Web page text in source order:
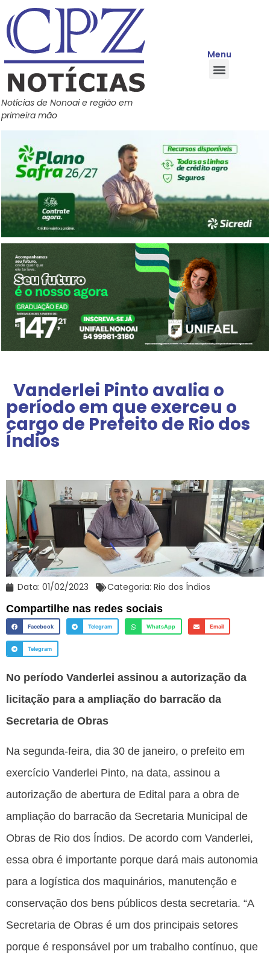
Notícias de Nonoai e região em
primeira mão
Menu
Vanderlei Pinto avalia o
período em que exerceu o
cargo de Prefeito de Rio dos
Índios
Data: 01/02/2023 Categoria: Rio dos Índios
Compartilhe nas redes sociais
Facebook Telegram WhatsApp Email
Telegram
No período Vanderlei assinou a autorização da
licitação para a ampliação do barracão da
Secretaria de Obras
Na segunda-feira, dia 30 de janeiro, o prefeito em
exercício Vanderlei Pinto, na data, assinou a
autorização de abertura de Edital para a obra de
ampliação do barracão da Secretaria Municipal de
Obras de Rio dos Índios. De acordo com Vanderlei,
essa obra é importante porque dará mais autonomia
para a logística dos maquinários, manutenção e
conservação dos bens públicos desta secretaria. “A
Secretaria de Obras é um dos principais setores
porque é responsável por um trabalho contínuo, que